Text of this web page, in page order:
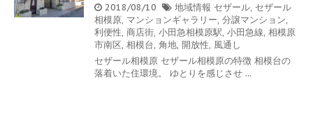
2018/08/10 地域情報 セザール, セザール
相模原, マンションギャラリー, 分譲マンション,
利便性, 商店街, 小田急相模原駅, 小田急線, 相模原
市南区, 相模台, 角地, 開放性, 風通し
セザール相模原 セザール相模原の特徴 相模台の
落着いた住環境。 ゆとりを感じさせ ...